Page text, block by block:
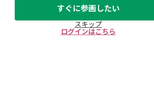
すぐに参画したい
スキップ
ログインはこちら